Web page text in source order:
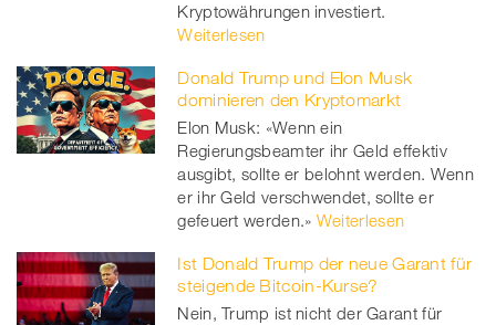
Kryptowährungen investiert.
Weiterlesen
Donald Trump und Elon Musk
dominieren den Kryptomarkt
Elon Musk: «Wenn ein
Regierungsbeamter ihr Geld effektiv
ausgibt, sollte er belohnt werden. Wenn
er ihr Geld verschwendet, sollte er
gefeuert werden.» Weiterlesen
Ist Donald Trump der neue Garant für
steigende Bitcoin-Kurse?
Nein, Trump ist nicht der Garant für